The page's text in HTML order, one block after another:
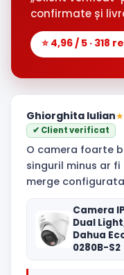
confirmate și
⭐ 4,96 / 5 · 318
Ghiorghita Iulian
✔ Client verificat
O camera foarte
singuril minus ar
merge
Camera
Dual
Dahua
0280B-S2